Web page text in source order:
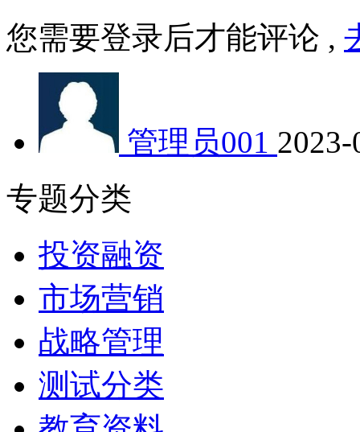
您需要登录后才能评论 ,
管理员001
专题分类
投资融资
市场营销
战略管理
测试分类